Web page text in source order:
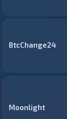
BtcChange24
Moonlight